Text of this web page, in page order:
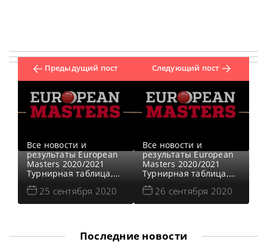
Предыдущий пост
Все новости и
результаты European
Masters 2020/2021
Турнирная таблица,
результаты European
Masters 2020/2021
Расписание
Видео European
Masters 2020/2021 141
25 сентября 2020
Следующий пост
Все новости и
результаты European
Masters 2020/2021
Турнирная таблица,
результаты European
Masters 2020/2021
Расписание
European Masters
26 сентября 2020
Последние новости